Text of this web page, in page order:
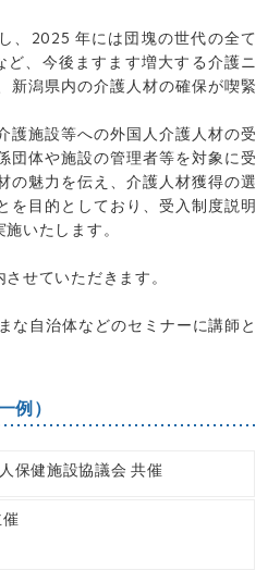
、2025 年には団塊の世代の全て
、今後ますます増大する介護ニ
新潟県内の介護人材の確保が喫緊
護施設等への外国人介護人材の受
団体や施設の管理者等を対象に受
の魅力を伝え、介護人材獲得の選
を目的としており、受入制度説明
いたします。
せていただきます。
な自治体などのセミナーに講師と
例）
保健施設協議会 共催